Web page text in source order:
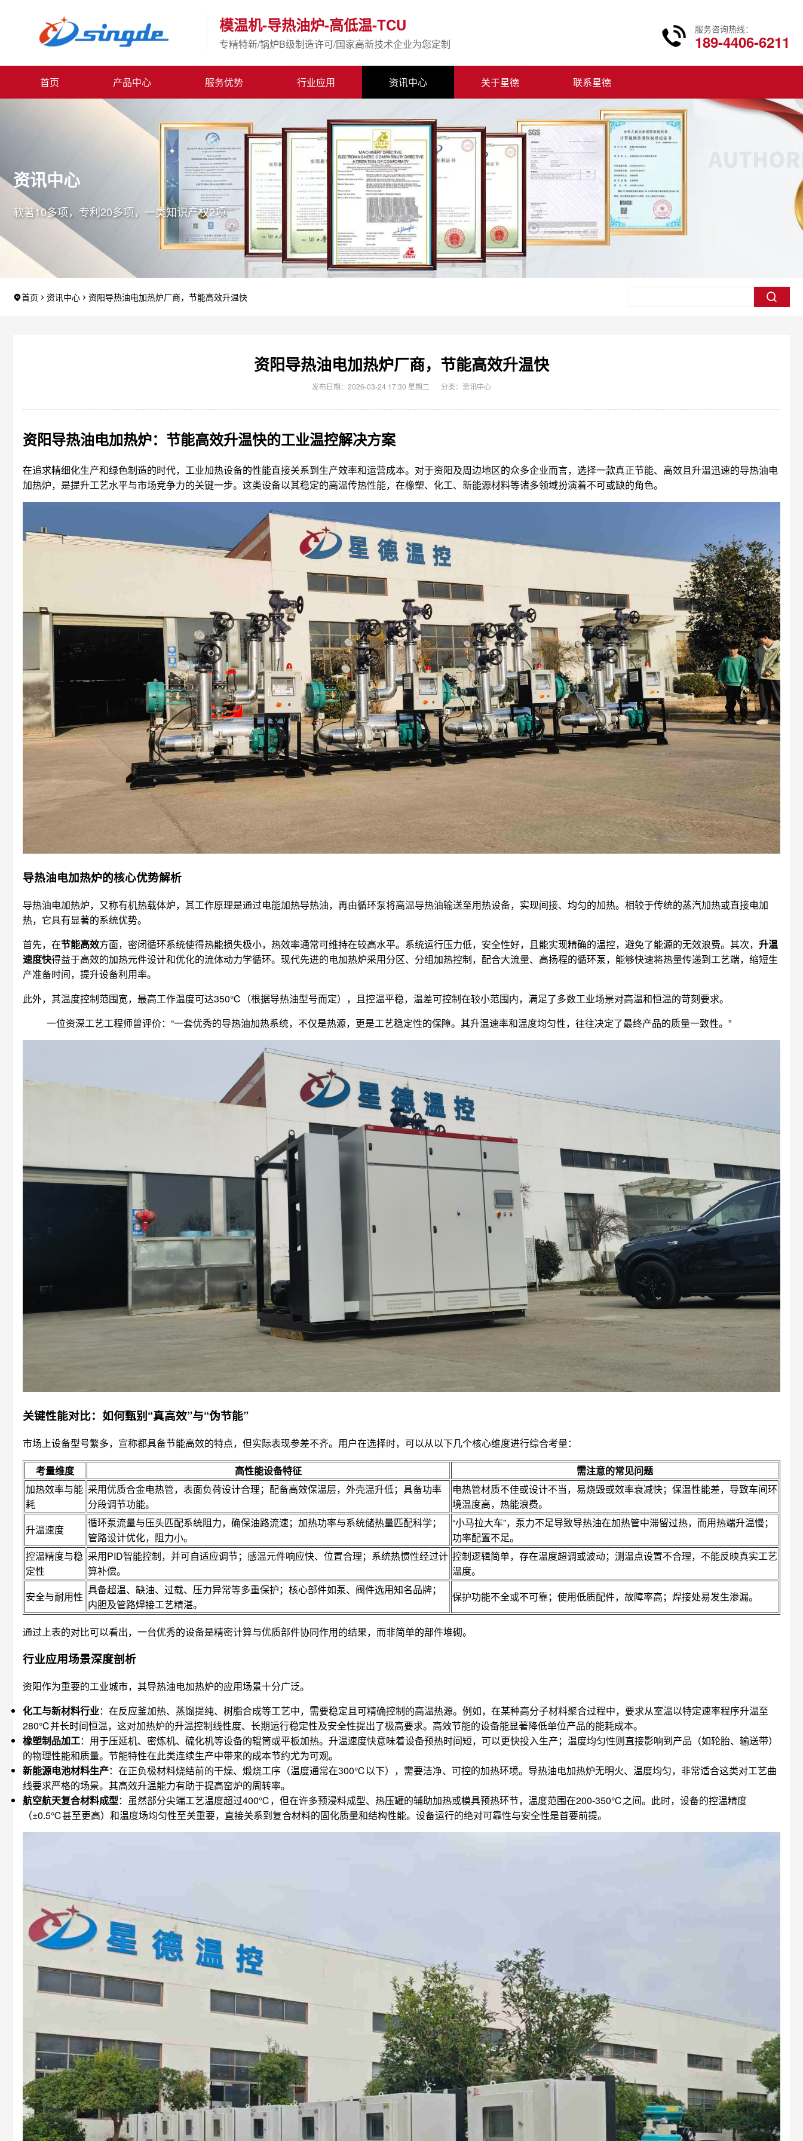
模温机-导热油炉-高低温-TCU
专精特新/锅炉B级制造许可/国家高新技术企业为您定制
服务咨询热线：
189-4406-6211
首页 产品中心 服务优势 行业应用 资讯中心 关于星德 联系星德
资讯中心
软著10多项，专利20多项，一类知识产权2项
首页 资讯中心 资阳导热油电加热炉厂商，节能高效升温快
资阳导热油电加热炉厂商，节能高效升温快
发布日期：2026-03-24 17:30 星期二 分类： 资讯中心
资阳导热油电加热炉：节能高效升温快的工业温控解决方案
在追求精细化生产和绿色制造的时代，工业加热设备的性能直接关系到生产效率和运营成本。对于资阳及周边地区的众多企业而言，选择一款真正节能、高效且升温迅速的导热油电
加热炉，是提升工艺水平与市场竞争力的关键一步。这类设备以其稳定的高温传热性能，在橡塑、化工、新能源材料等诸多领域扮演着不可或缺的角色。
导热油电加热炉的核心优势解析
导热油电加热炉，又称有机热载体炉，其工作原理是通过电能加热导热油，再由循环泵将高温导热油输送至用热设备，实现间接、均匀的加热。相较于传统的蒸汽加热或直接电加
热，它具有显著的系统优势。
首先，在节能高效方面，密闭循环系统使得热能损失极小，热效率通常可维持在较高水平。系统运行压力低，安全性好，且能实现精确的温控，避免了能源的无效浪费。其次， 升温
速度快得益于高效的加热元件设计和优化的流体动力学循环。现代先进的电加热炉采用分区、分组加热控制，配合大流量、高扬程的循环泵，能够快速将热量传递到工艺端，缩短生
产准备时间，提升设备利用率。
此外，其温度控制范围宽，最高工作温度可达350℃（根据导热油型号而定），且控温平稳，温差可控制在较小范围内，满足了多数工业场景对高温和恒温的苛刻要求。
一位资深工艺工程师曾评价：“一套优秀的导热油加热系统，不仅是热源，更是工艺稳定性的保障。其升温速率和温度均匀性，往往决定了最终产品的质量一致性。”
关键性能对比：如何甄别“真高效”与“伪节能”
市场上设备型号繁多，宣称都具备节能高效的特点，但实际表现参差不齐。用户在选择时，可以从以下几个核心维度进行综合考量：
考量维度
高性能设备特征
需注意的常见问题
加热效率与能
耗
采用优质合金电热管，表面负荷设计合理；配备高效保温层，外壳温升低；具备功率
分段调节功能。
电热管材质不佳或设计不当，易烧毁或效率衰减快；保温性能差，导致车间环
境温度高，热能浪费。
升温速度
循环泵流量与压头匹配系统阻力，确保油路流速；加热功率与系统储热量匹配科学；
管路设计优化，阻力小。
“小马拉大车”，泵力不足导致导热油在加热管中滞留过热，而用热端升温慢；
功率配置不足。
控温精度与稳
定性
采用PID智能控制，并可自适应调节；感温元件响应快、位置合理；系统热惯性经过计
算补偿。
控制逻辑简单，存在温度超调或波动；测温点设置不合理，不能反映真实工艺
温度。
安全与耐用性
具备超温、缺油、过载、压力异常等多重保护；核心部件如泵、阀件选用知名品牌；
内胆及管路焊接工艺精湛。
保护功能不全或不可靠；使用低质配件，故障率高；焊接处易发生渗漏。
通过上表的对比可以看出，一台优秀的设备是精密计算与优质部件协同作用的结果，而非简单的部件堆砌。
行业应用场景深度剖析
资阳作为重要的工业城市，其导热油电加热炉的应用场景十分广泛。
化工与新材料行业：在反应釜加热、蒸馏提纯、树脂合成等工艺中，需要稳定且可精确控制的高温热源。例如，在某种高分子材料聚合过程中，要求从室温以特定速率程序升温至
280℃并长时间恒温，这对加热炉的升温控制线性度、长期运行稳定性及安全性提出了极高要求。高效节能的设备能显著降低单位产品的能耗成本。
橡塑制品加工：用于压延机、密炼机、硫化机等设备的辊筒或平板加热。升温速度快意味着设备预热时间短，可以更快投入生产；温度均匀性则直接影响到产品（如轮胎、输送带）
的物理性能和质量。节能特性在此类连续生产中带来的成本节约尤为可观。
新能源电池材料生产：在正负极材料烧结前的干燥、煅烧工序（温度通常在300℃以下），需要洁净、可控的加热环境。导热油电加热炉无明火、温度均匀，非常适合这类对工艺曲
线要求严格的场景。其高效升温能力有助于提高窑炉的周转率。
航空航天复合材料成型：虽然部分尖端工艺温度超过400℃，但在许多预浸料成型、热压罐的辅助加热或模具预热环节，温度范围在200-350℃之间。此时，设备的控温精度
（±0.5℃甚至更高）和温度场均匀性至关重要，直接关系到复合材料的固化质量和结构性能。设备运行的绝对可靠性与安全性是首要前提。